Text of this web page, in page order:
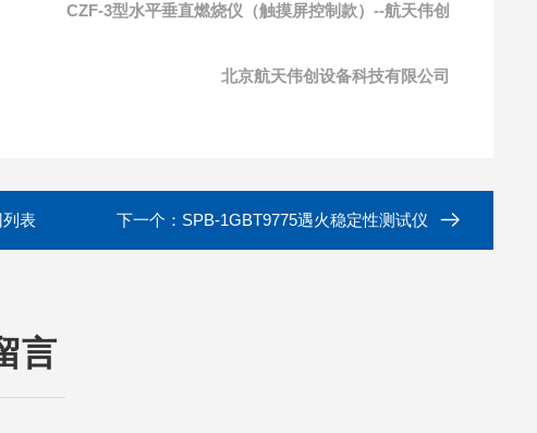
CZF-3型水平垂直燃烧仪（触摸屏控制款）--航天伟创
北京航天伟创设备科技有限公司
列表 下一个： SPB-1GBT9775遇火稳定性测试仪
言